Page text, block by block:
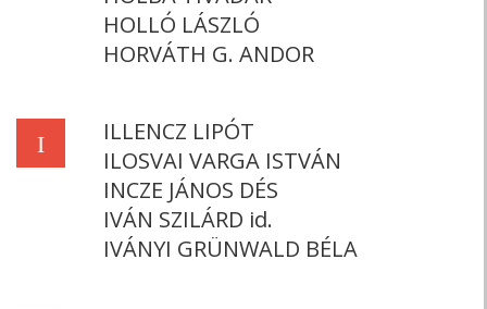
HOLLÓ LÁSZLÓ
HORVÁTH G. ANDOR
I
ILLENCZ LIPÓT
ILOSVAI VARGA ISTVÁN
INCZE JÁNOS DÉS
IVÁN SZILÁRD id.
IVÁNYI GRÜNWALD BÉLA